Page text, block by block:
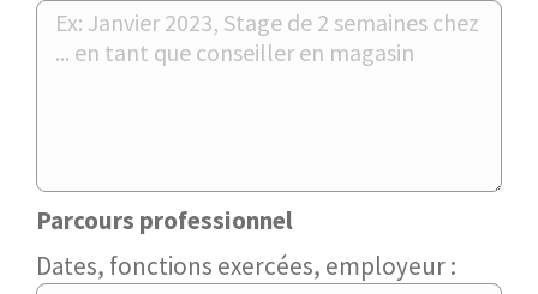
Parcours professionnel
Dates, fonctions exercées, employeur :